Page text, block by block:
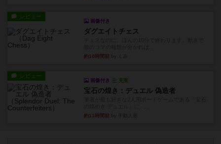
レビュー
画像付き
ダグエイトチェス
約10時間前
レビュー
画像付き 充実
宝石の煌き：デュエル 偽造者
約11時間前